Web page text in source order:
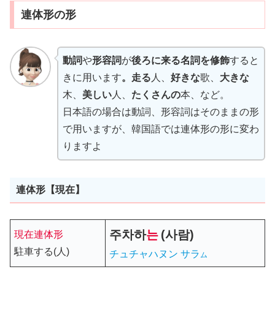
連体形の形
動詞や形容詞が後ろに来る名詞を修飾すると
きに用います。走る 人、 好きな歌、 大きな
木、 美しい人、 たくさんの本、など。
日本語の場合は動詞、形容詞はそのままの形
で用いますが、韓国語では連体形の形に変わ
りますよ
連体形【現在】
現在連体形
駐車する(人)
주차하는 (사람)
チュチャハヌン サラ ム